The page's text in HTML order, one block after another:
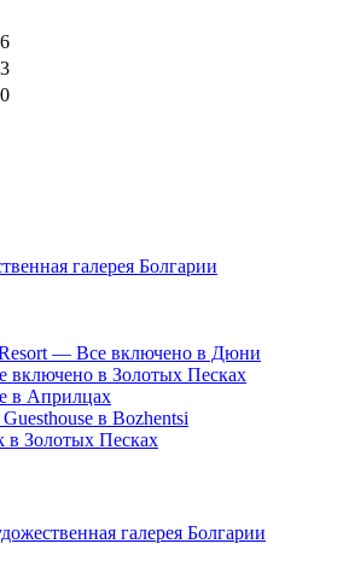
галерея Болгарии
— Все включено в Дюни
включено в Золотых Песках
в Априлцах
в Bozhentsi
в Золотых Песках
галерея Болгарии